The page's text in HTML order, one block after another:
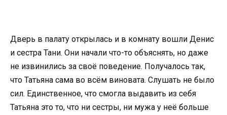
Дверь в палату открылась и в комнату вошли Денис
и сестра Тани. Они начали что-то объяснять, но даже
не извинились за своё поведение. Получалось так,
что Татьяна сама во всём виновата. Слушать не было
сил. Единственное, что смогла выдавить из себя
Татьяна это то, что ни сестры, ни мужа у неё больше